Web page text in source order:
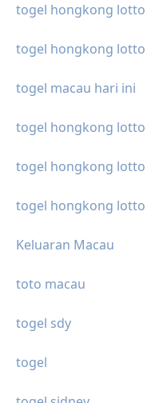
togel hongkong lotto
togel hongkong lotto
togel macau hari ini
togel hongkong lotto
togel hongkong lotto
togel hongkong lotto
Keluaran Macau
toto macau
togel sdy
togel